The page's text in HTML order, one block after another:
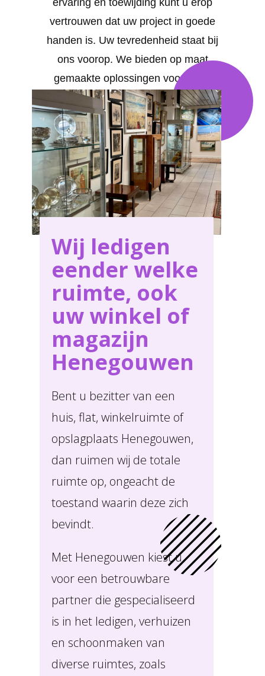
ervaring en toewijding kunt u erop
vertrouwen dat uw project in goede
handen is. Uw tevredenheid staat bij
ons voorop. We bieden op maat
gemaakte oplossingen voor al uw
behoeften in Henegouwen .
Wij ledigen
eender welke
ruimte, ook
uw winkel of
magazijn
Henegouwen
Bent u bezitter van een
huis, flat, winkelruimte of
opslagplaats Henegouwen,
dan ruimen wij de totale
ruimte op, ongeacht de
toestand waarin deze zich
bevindt.
Met Henegouwen kiest u
voor een betrouwbare
partner die gespecialiseerd
is in het ledigen, verhuizen
en schoonmaken van
diverse ruimtes, zoals